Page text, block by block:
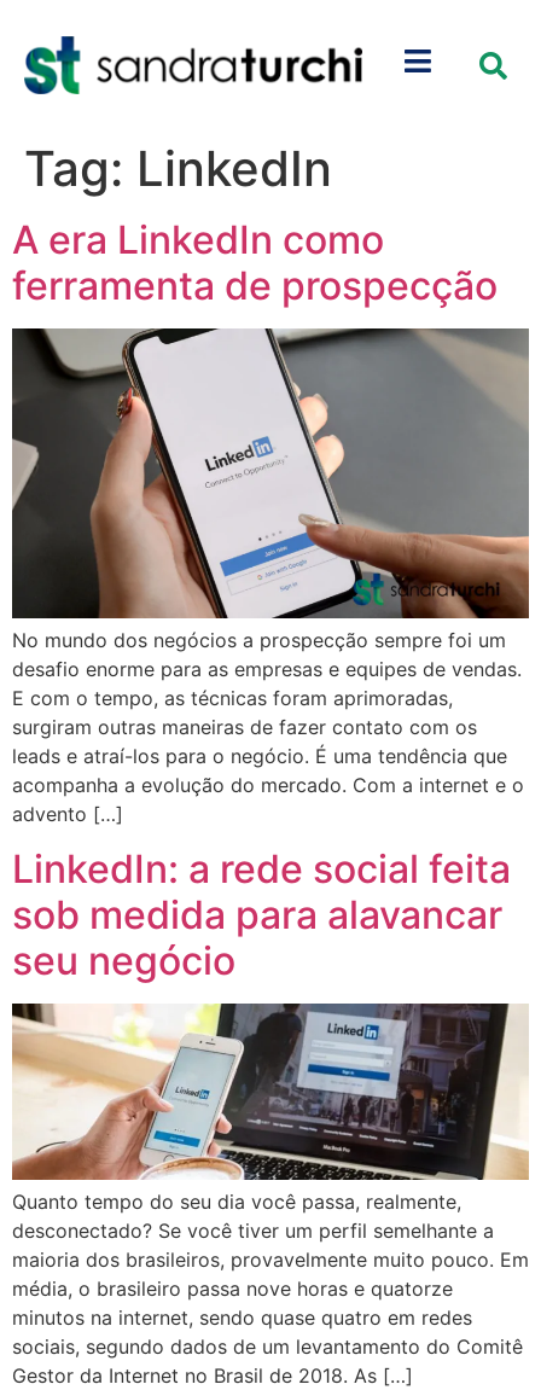
Tag: LinkedIn
A era LinkedIn como
ferramenta de prospecção
No mundo dos negócios a prospecção sempre foi um
desafio enorme para as empresas e equipes de vendas.
E com o tempo, as técnicas foram aprimoradas,
surgiram outras maneiras de fazer contato com os
leads e atraí-los para o negócio. É uma tendência que
acompanha a evolução do mercado. Com a internet e o
advento […]
LinkedIn: a rede social feita
sob medida para alavancar
seu negócio
Quanto tempo do seu dia você passa, realmente,
desconectado? Se você tiver um perfil semelhante a
maioria dos brasileiros, provavelmente muito pouco. Em
média, o brasileiro passa nove horas e quatorze
minutos na internet, sendo quase quatro em redes
sociais, segundo dados de um levantamento do Comitê
Gestor da Internet no Brasil de 2018. As […]